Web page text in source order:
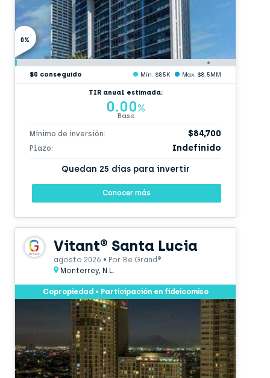
0%
$0 conseguido Min. $85K Max. $8.5MM
TIR anual estimada:
0.00%
Base
Mínimo de inversión: $84,700
Plazo: Indefinido
Quedan 25 días para invertir
Conocer más
Vitant® Santa Lucia
agosto 2026 • Por Be Grand®
Monterrey, N.L.
Copropiedad • Participación en fideicomiso